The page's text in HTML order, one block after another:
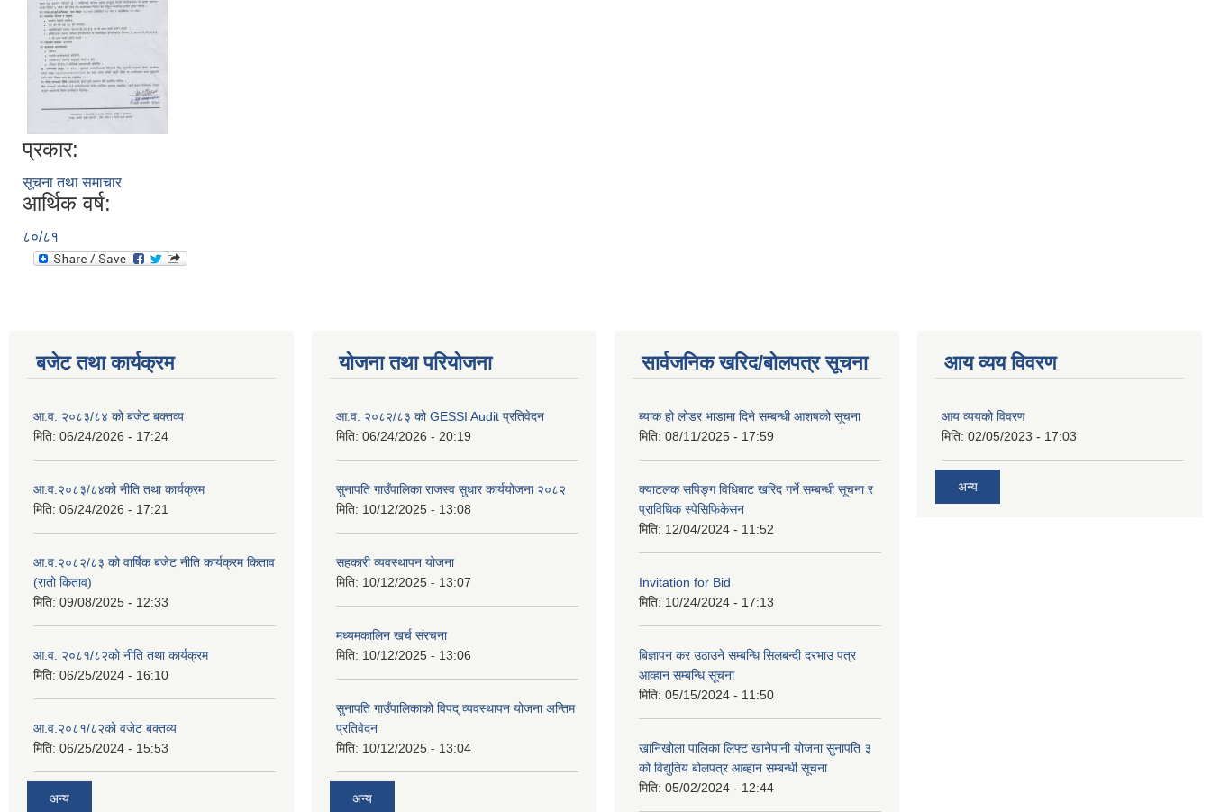
प्रकार:
सूचना तथा समाचार
आर्थिक वर्ष:
८०/८१
बजेट तथा कार्यक्रम
आ.व. २०८३/८४ को बजेट बक्तव्य
मिति: 06/24/2026 - 17:24
आ.व.२०८३/८४को नीति तथा कार्यक्रम
मिति: 06/24/2026 - 17:21
आ.व.२०८२/८३ को वार्षिक बजेट नीति कार्यक्रम किताव
(रातो किताव)
मिति: 09/08/2025 - 12:33
आ.व. २०८१/८२को नीति तथा कार्यक्रम
मिति: 06/25/2024 - 16:10
आ.व.२०८१/८२को वजेट बक्तव्य
मिति: 06/25/2024 - 15:53
अन्य
योजना तथा परियोजना
आ.व. २०८२/८३ को GESSI Audit प्रतिवेदन
मिति: 06/24/2026 - 20:19
सुनापति गाउँपालिका राजस्व सुधार कार्ययोजना २०८२
मिति: 10/12/2025 - 13:08
सहकारी व्यवस्थापन योजना
मिति: 10/12/2025 - 13:07
मध्यमकालिन खर्च संरचना
मिति: 10/12/2025 - 13:06
सुनापति गाउँपालिकाको विपद् व्यवस्थापन योजना अन्तिम
प्रतिवेदन
मिति: 10/12/2025 - 13:04
अन्य
सार्वजनिक खरिद/बोलपत्र सूचना
ब्याक हो लोडर भाडामा दिने सम्बन्धी आशषको सूचना
मिति: 08/11/2025 - 17:59
क्याटलक सपिङ्ग विधिबाट खरिद गर्ने सम्बन्धी सूचना र
प्राविधिक स्पेसिफिकेसन
मिति: 12/04/2024 - 11:52
Invitation for Bid
मिति: 10/24/2024 - 17:13
बिज्ञापन कर उठाउने सम्बन्धि सिलबन्दी दरभाउ पत्र
आव्हान सम्बन्धि सूचना
मिति: 05/15/2024 - 11:50
खानिखोला पालिका लिफ्ट खानेपानी योजना सुनापति ३
को विद्युतिय बोलपत्र आब्हान सम्बन्धी सूचना
मिति: 05/02/2024 - 12:44
आय व्यय विवरण
आय व्ययको विवरण
मिति: 02/05/2023 - 17:03
अन्य